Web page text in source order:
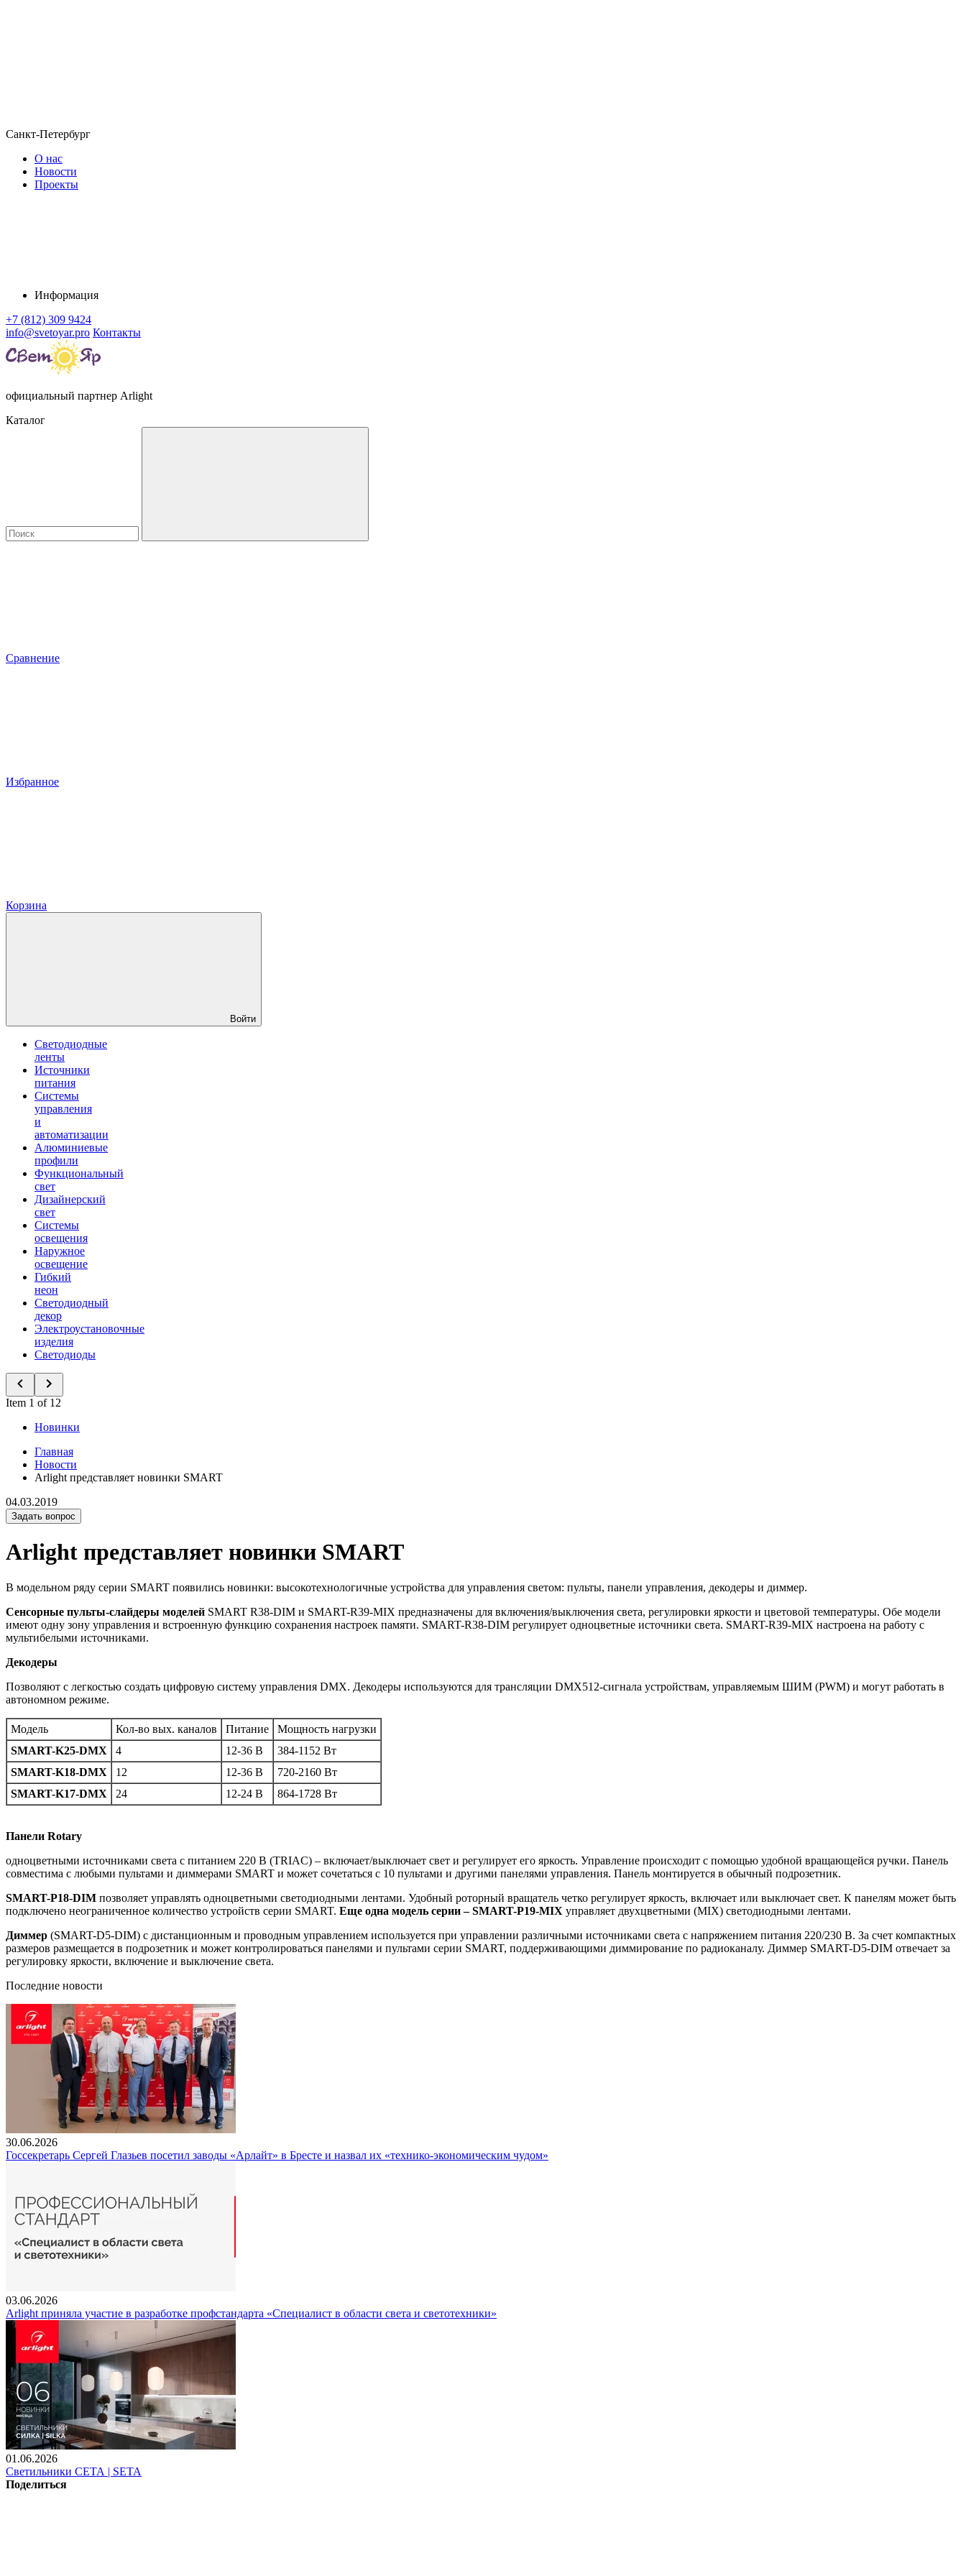
Санкт-Петербург
О нас
Новости
Проекты
Информация
+7 (812) 309 9424
info@svetoyar.pro Контакты
официальный партнер Arlight
Каталог
Сравнение
Избранное
Корзина
Войти
Светодиодные
ленты
Источники
питания
Системы
управления
и
автоматизации
Алюминиевые
профили
Функциональный
свет
Дизайнерский
свет
Системы
освещения
Наружное
освещение
Гибкий
неон
Светодиодный
декор
Электроустановочные
изделия
Светодиоды
Item 1 of 12
Новинки
Главная
Новости
Arlight представляет новинки SMART
04.03.2019
Задать вопрос
Arlight представляет новинки SMART
В модельном ряду серии SMART появились новинки: высокотехнологичные устройства для управления светом: пульты, панели управления, декодеры и диммер.
Сенсорные пульты-слайдеры моделей SMART R38-DIM и SMART-R39-MIX предназначены для включения/выключения света, регулировки яркости и цветовой температуры. Обе модели
имеют одну зону управления и встроенную функцию сохранения настроек памяти. SMART-R38-DIM регулирует одноцветные источники света. SMART-R39-MIX настроена на работу с
мультибелыми источниками.
Декодеры
Позволяют с легкостью создать цифровую систему управления DMX. Декодеры используются для трансляции DMX512-сигнала устройствам, управляемым ШИМ (PWM) и могут работать в
автономном режиме.
Модель Кол-во вых. каналов Питание
Мощность нагрузки
SMART-K25-DMX
4 12-36 В
384-1152 Вт
SMART-K18-DMX
12 12-36 В
720-2160 Вт
SMART-K17-DMX
24 12-24 В 864-1728 Вт
Панели Rotary
одноцветными источниками света с питанием 220 В (TRIAC) – включает/выключает свет и регулирует его яркость. Управление происходит с помощью удобной вращающейся ручки. Панель
совместима с любыми пультами и диммерами SMART и может сочетаться с 10 пультами и другими панелями управления. Панель монтируется в обычный подрозетник.
SMART-P18-DIM позволяет управлять одноцветными светодиодными лентами. Удобный роторный вращатель четко регулирует яркость, включает или выключает свет. К панелям может быть
подключено неограниченное количество устройств серии SMART. Еще одна модель серии – SMART-P19-MIX управляет двухцветными (MIX) светодиодными лентами.
Диммер (SMART-D5-DIM) с дистанционным и проводным управлением используется при управлении различными источниками света с напряжением питания 220/230 В. За счет компактных
размеров размещается в подрозетник и может контролироваться панелями и пультами серии SMART, поддерживающими диммирование по радиоканалу. Диммер SMART-D5-DIM отвечает за
регулировку яркости, включение и выключение света.
Последние новости
30.06.2026
Госсекретарь Сергей Глазьев посетил заводы «Арлайт» в Бресте и назвал их «технико-экономическим чудом»
03.06.2026
Arlight приняла участие в разработке профстандарта «Специалист в области света и светотехники»
01.06.2026
Светильники СЕТА | SETA
Поделиться